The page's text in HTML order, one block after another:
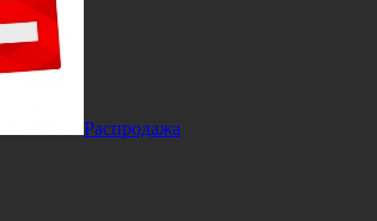
Распродажа